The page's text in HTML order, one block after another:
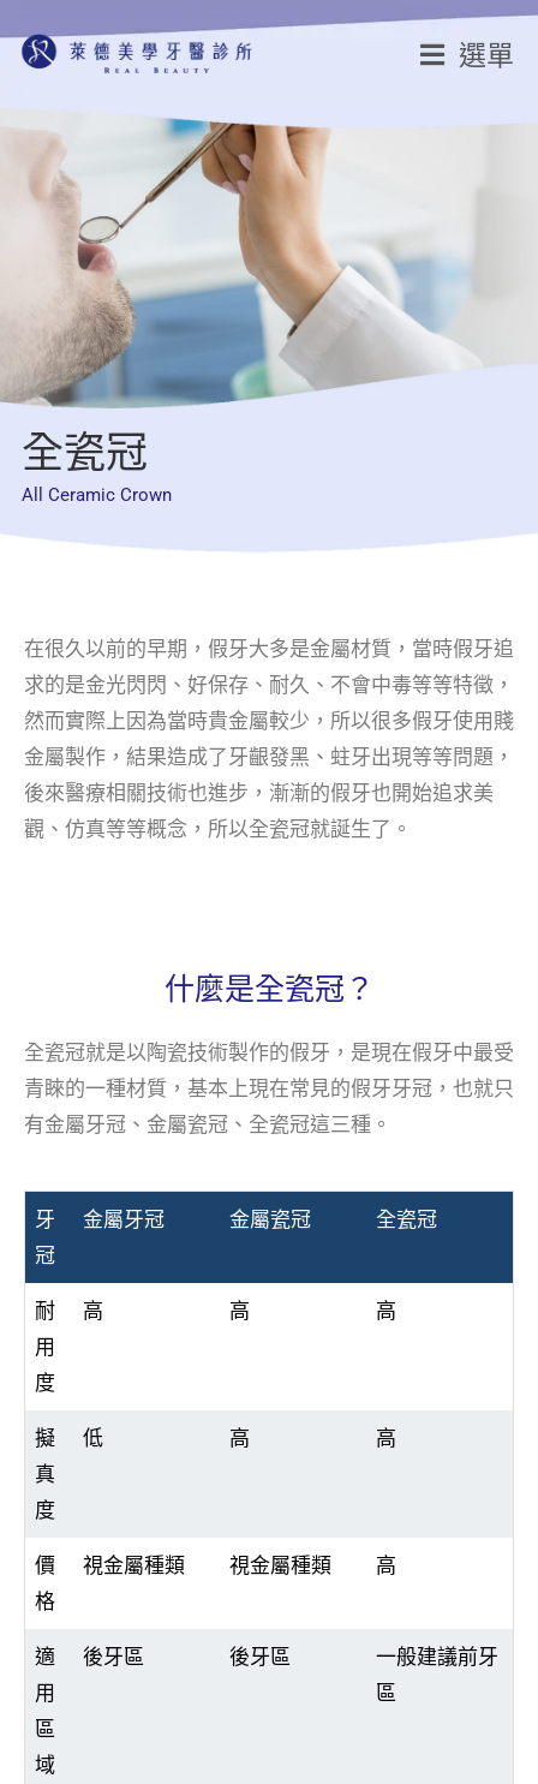
選單
全瓷冠
All Ceramic Crown
在很久以前的早期，假牙大多是金屬材質，當時假牙追
求的是金光閃閃、好保存、耐久、不會中毒等等特徵，
然而實際上因為當時貴金屬較少，所以很多假牙使用賤
金屬製作，結果造成了牙齦發黑、蛀牙出現等等問題，
後來醫療相關技術也進步，漸漸的假牙也開始追求美
觀、仿真等等概念，所以全瓷冠就誕生了。
什麼是全瓷冠？
全瓷冠就是以陶瓷技術製作的假牙，是現在假牙中最受
青睞的一種材質，基本上現在常見的假牙牙冠，也就只
有金屬牙冠、金屬瓷冠、全瓷冠這三種。
牙
冠
金屬牙冠 金屬瓷冠 全瓷冠
耐
用
度
高 高 高
擬
真
度
低 高 高
價
格
視金屬種類 視金屬種類 高
適
用
區
域
後牙區 後牙區
一般建議前牙
區